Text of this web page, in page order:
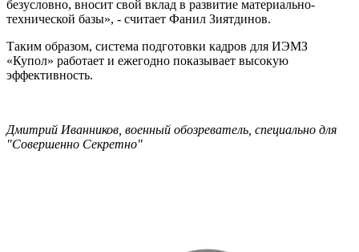
безусловно, вносит свой вклад в развитие материально-
технической базы», - считает Фанил Зиятдинов.
Таким образом, система подготовки кадров для ИЭМЗ
«Купол» работает и ежегодно показывает высокую
эффективность.
Дмитрий Иванников, военный обозреватель, специально для
"Совершенно Cекретно"